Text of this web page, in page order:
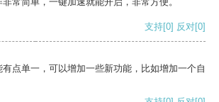
支持[0] 反对[0]
点单一，可以增加一些新功能，比如增加一个自